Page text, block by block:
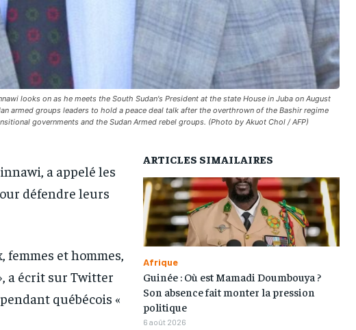
looks on as he meets the South Sudan's President at the state House in Juba on August
armed groups leaders to hold a peace deal talk after the overthrown of the Bashir regime
governments and the Sudan Armed rebel groups. (Photo by Akuot Chol / AFP)
a appelé les
défendre leurs
femmes et hommes,
a écrit sur Twitter
québécois «
ARTICLES SIMAILAIRES
Afrique
Guinée : Où est Mamadi Doumbouya ?
Son absence fait monter la pression
politique
6 août 2026